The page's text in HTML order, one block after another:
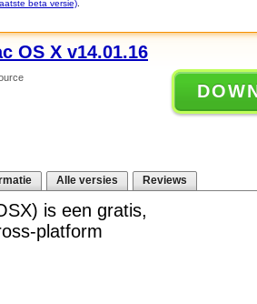
beta versie)
OS X v14.01.16
Alle versies Reviews
is een gratis,
platform